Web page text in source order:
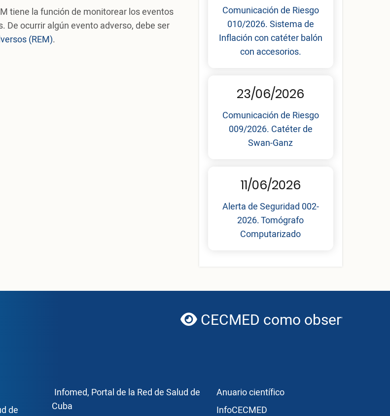
tiene la función de monitorear los eventos
De ocurrir algún evento adverso, debe ser
(REM).
Comunicación de Riesgo
010/2026. Sistema de
Inflación con catéter balón
con accesorios.
23/06/2026
Comunicación de Riesgo
009/2026. Catéter de
Swan-Ganz
11/06/2026
Alerta de Seguridad 002-
2026. Tomógrafo
Computarizado
globe
CECMED como observador de
de
Enlace Footer3
Infomed, Portal de la Red de Salud de
Cuba
Publicaciones
Anuario científico
InfoCECMED